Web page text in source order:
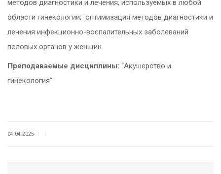
методов диагностики и лечения, используемых в любой
области гинекологии; оптимизация методов диагностики и
лечения инфекционно-воспалительных заболеваний
половых органов у женщин.
Преподаваемые дисциплины: “Акушерство и
гинекология”
04.04.2025